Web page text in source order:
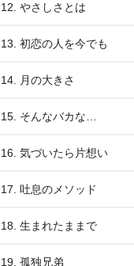
12. やさしさとは
13. 初恋の人を今でも
14. 月の大きさ
15. そんなバカな…
16. 気づいたら片想い
17. 吐息のメソッド
18. 生まれたままで
19. 孤独兄弟